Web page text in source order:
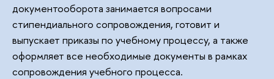
документооборота занимается вопросами
стипендиального сопровождения, готовит и
выпускает приказы по учебному процессу, а также
оформляет все необходимые документы в рамках
сопровождения учебного процесса.